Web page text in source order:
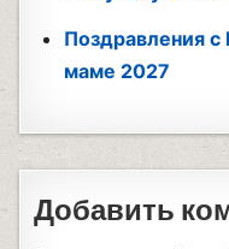
Поздравления
маме 2027
Добавить